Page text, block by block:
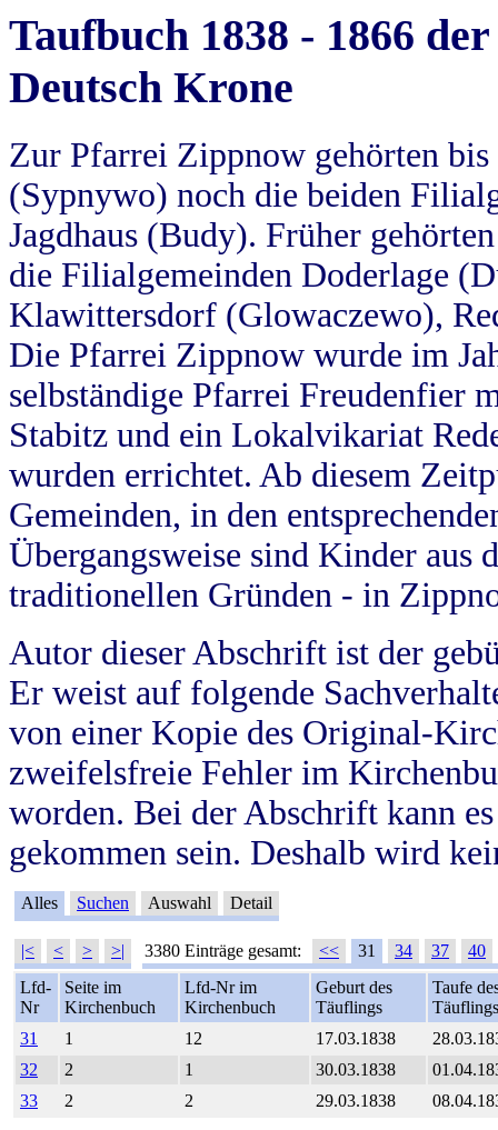
Taufbuch 1838 - 1866
Deutsch Krone
Zur Pfarrei Zippnow gehörten
(Sypnywo) noch die beiden
Jagdhaus (Budy). Früher
die Filialgemeinden Doderlage
Klawittersdorf (Glowaczewo),
Die Pfarrei Zippnow wurde im
selbständige Pfarrei Freudenfier
Stabitz und ein Lokalvikariat
wurden errichtet. Ab diesem
Gemeinden, in den
Übergangsweise sind Kinder aus
traditionellen Gründen - in
Autor dieser Abschrift ist der
Er weist auf folgende
von einer Kopie des Original-
zweifelsfreie Fehler im
worden. Bei der Abschrift kann
gekommen sein. Deshalb wird
Alles Suchen Auswahl Detail
|< < > >| 3380 Einträge gesamt: << 31 34 37
40
Lfd-
Nr
Seite im
Kirchenbuch
Lfd-Nr im
Kirchenbuch
Geburt des
Täuflings
Taufe
Täuflings
31
1 12 17.03.1838
32
2 1 30.03.1838
33
2 2 29.03.1838